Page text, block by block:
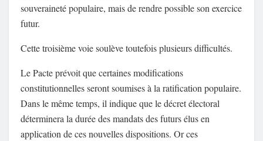
souveraineté populaire, mais de rendre possible son exercice
futur.
Cette troisième voie soulève toutefois plusieurs difficultés.
Le Pacte prévoit que certaines modifications
constitutionnelles seront soumises à la ratification populaire.
Dans le même temps, il indique que le décret électoral
déterminera la durée des mandats des futurs élus en
application de ces nouvelles dispositions. Or ces